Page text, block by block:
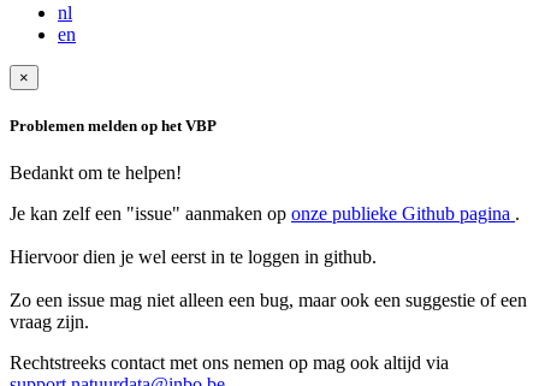
nl
en
×
Problemen melden op het VBP
Bedankt om te helpen!
Je kan zelf een "issue" aanmaken op onze publieke Github pagina .
Hiervoor dien je wel eerst in te loggen in github.
Zo een issue mag niet alleen een bug, maar ook een suggestie of een
Rechtstreeks contact met ons nemen op mag ook altijd via